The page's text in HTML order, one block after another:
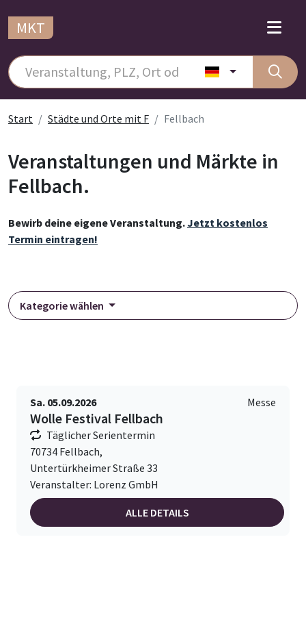
MKT
Start Städte und Orte mit F Fellbach
Veranstaltungen und Märkte in
Fellbach.
Bewirb deine eigene Veranstaltung.Jetzt kostenlos
Termin eintragen!
Kategorie wählen
Sa. 05.09.2026 Messe
Wolle Festival Fellbach
Täglicher Serientermin
70734 Fellbach,
Untertürkheimer Straße 33
Veranstalter: Lorenz GmbH
ALLE DETAILS